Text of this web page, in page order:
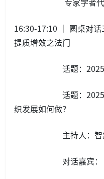
16:30-17:10 ｜ 圆桌对
提质增效之法门
话题：2025年企
话题：2025年企
织发展如何做？
主持人：智慧餐
对话嘉宾：